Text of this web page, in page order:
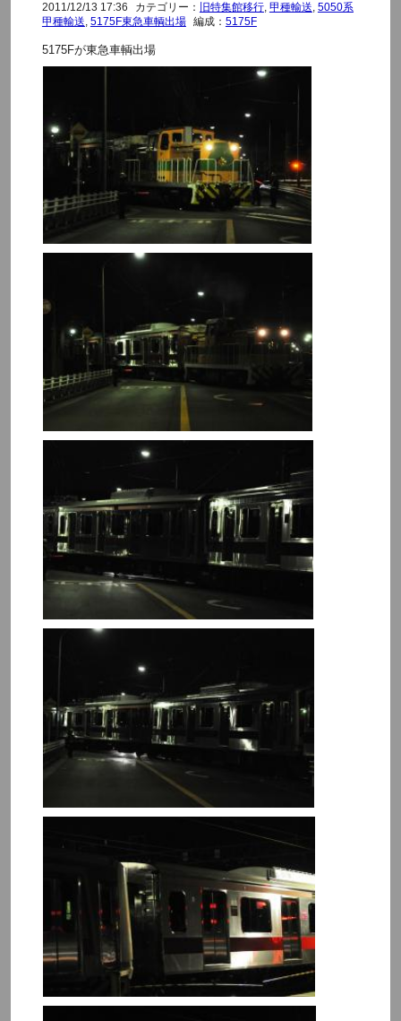
2011/12/13 17:36 カテゴリー： 旧特集館移行, 甲種輸送 5050系
甲種輸送 5175F東急車輌出場 編成： 5175F
5175Fが東急車輌出場